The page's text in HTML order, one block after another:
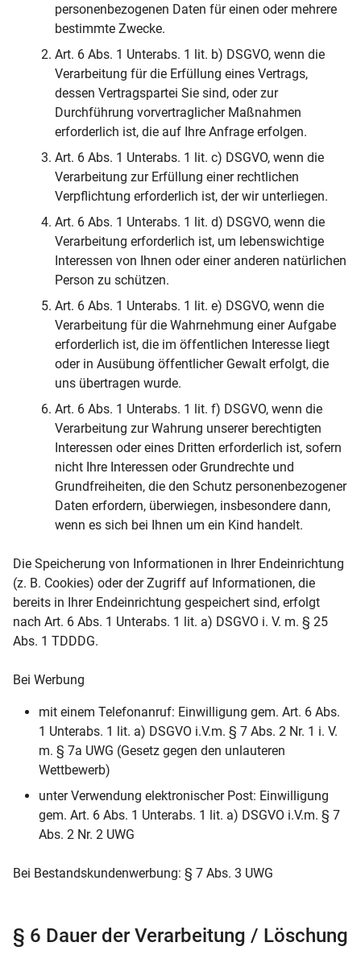
personenbezogenen Daten für einen oder mehrere
bestimmte Zwecke.
Art. 6 Abs. 1 Unterabs. 1 lit. b) DSGVO, wenn die
Verarbeitung für die Erfüllung eines Vertrags,
dessen Vertragspartei Sie sind, oder zur
Durchführung vorvertraglicher Maßnahmen
erforderlich ist, die auf Ihre Anfrage erfolgen.
Art. 6 Abs. 1 Unterabs. 1 lit. c) DSGVO, wenn die
Verarbeitung zur Erfüllung einer rechtlichen
Verpflichtung erforderlich ist, der wir unterliegen.
Art. 6 Abs. 1 Unterabs. 1 lit. d) DSGVO, wenn die
Verarbeitung erforderlich ist, um lebenswichtige
Interessen von Ihnen oder einer anderen natürlichen
Person zu schützen.
Art. 6 Abs. 1 Unterabs. 1 lit. e) DSGVO, wenn die
Verarbeitung für die Wahrnehmung einer Aufgabe
erforderlich ist, die im öffentlichen Interesse liegt
oder in Ausübung öffentlicher Gewalt erfolgt, die
uns übertragen wurde.
Art. 6 Abs. 1 Unterabs. 1 lit. f) DSGVO, wenn die
Verarbeitung zur Wahrung unserer berechtigten
Interessen oder eines Dritten erforderlich ist, sofern
nicht Ihre Interessen oder Grundrechte und
Grundfreiheiten, die den Schutz personenbezogener
Daten erfordern, überwiegen, insbesondere dann,
wenn es sich bei Ihnen um ein Kind handelt.
Die Speicherung von Informationen in Ihrer Endeinrichtung
(z. B. Cookies) oder der Zugriff auf Informationen, die
bereits in Ihrer Endeinrichtung gespeichert sind, erfolgt
nach Art. 6 Abs. 1 Unterabs. 1 lit. a) DSGVO i. V. m. § 25
Abs. 1 TDDDG.
Bei Werbung
mit einem Telefonanruf: Einwilligung gem. Art. 6 Abs.
1 Unterabs. 1 lit. a) DSGVO i.V.m. § 7 Abs. 2 Nr. 1 i. V.
m. § 7a UWG (Gesetz gegen den unlauteren
Wettbewerb)
unter Verwendung elektronischer Post: Einwilligung
gem. Art. 6 Abs. 1 Unterabs. 1 lit. a) DSGVO i.V.m. § 7
Abs. 2 Nr. 2 UWG
Bei Bestandskundenwerbung: § 7 Abs. 3 UWG
§ 6 Dauer der Verarbeitung / Löschung